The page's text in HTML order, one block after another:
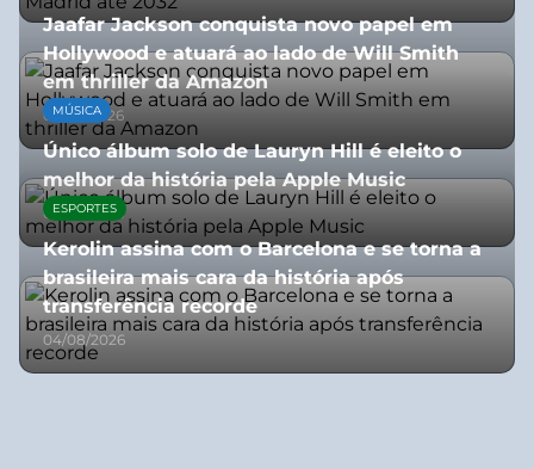
Jaafar Jackson conquista novo papel em
Hollywood e atuará ao lado de Will Smith
em thriller da Amazon
06/08/2026
MÚSICA
Único álbum solo de Lauryn Hill é eleito o
melhor da história pela Apple Music
06/08/2026
ESPORTES
Kerolin assina com o Barcelona e se torna a
brasileira mais cara da história após
transferência recorde
04/08/2026